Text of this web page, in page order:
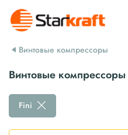
Винтовые компрессоры
Винтовые
Fini